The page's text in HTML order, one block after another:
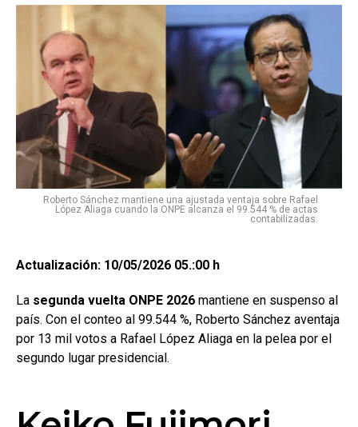
Roberto Sánchez mantiene una ajustada ventaja sobre Rafael
López Aliaga cuando la ONPE alcanza el 99.544 % de actas
contabilizadas.
Actualización: 10/05/2026 05.:00 h
La segunda vuelta ONPE 2026 mantiene en suspenso al
país. Con el conteo al 99.544 %, Roberto Sánchez aventaja
por 13 mil votos a Rafael López Aliaga en la pelea por el
segundo lugar presidencial.